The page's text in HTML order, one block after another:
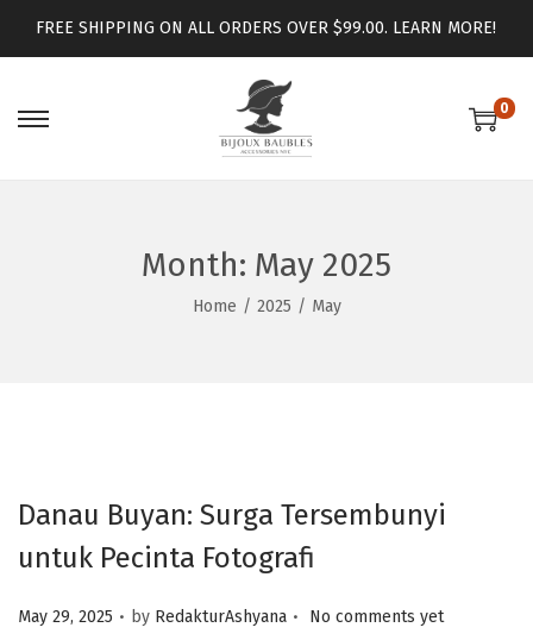
FREE SHIPPING ON ALL ORDERS OVER $99.00. LEARN MORE!
0
Month: May 2025
Home / 2025 / May
Danau Buyan: Surga Tersembunyi
untuk Pecinta Fotografi
Posted on
May 29, 2025 . by RedakturAshyana . No comments yet